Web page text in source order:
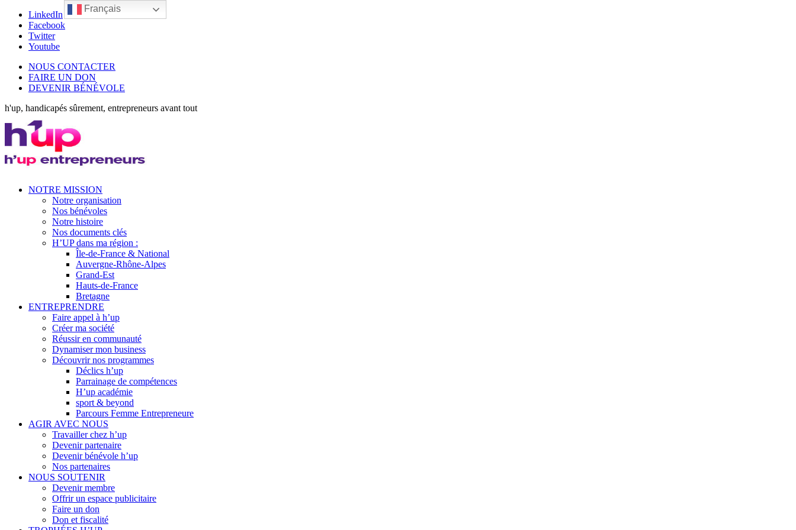
LinkedIn
Facebook
Twitter
Youtube
NOUS CONTACTER
FAIRE UN DON
DEVENIR BÉNÉVOLE
h'up, handicapés sûrement, entrepreneurs avant tout
NOTRE MISSION
Notre organisation
Nos bénévoles
Notre histoire
Nos documents clés
H’UP dans ma région :
Île-de-France & National
Auvergne-Rhône-Alpes
Grand-Est
Hauts-de-France
Bretagne
ENTREPRENDRE
Faire appel à h’up
Créer ma société
Réussir en communauté
Dynamiser mon business
Découvrir nos programmes
Déclics h’up
Parrainage de compétences
H’up académie
sport & beyond
Parcours Femme Entrepreneure
AGIR AVEC NOUS
Travailler chez h’up
Devenir partenaire
Devenir bénévole h’up
Nos partenaires
NOUS SOUTENIR
Devenir membre
Offrir un espace publicitaire
Faire un don
Don et fiscalité
Français